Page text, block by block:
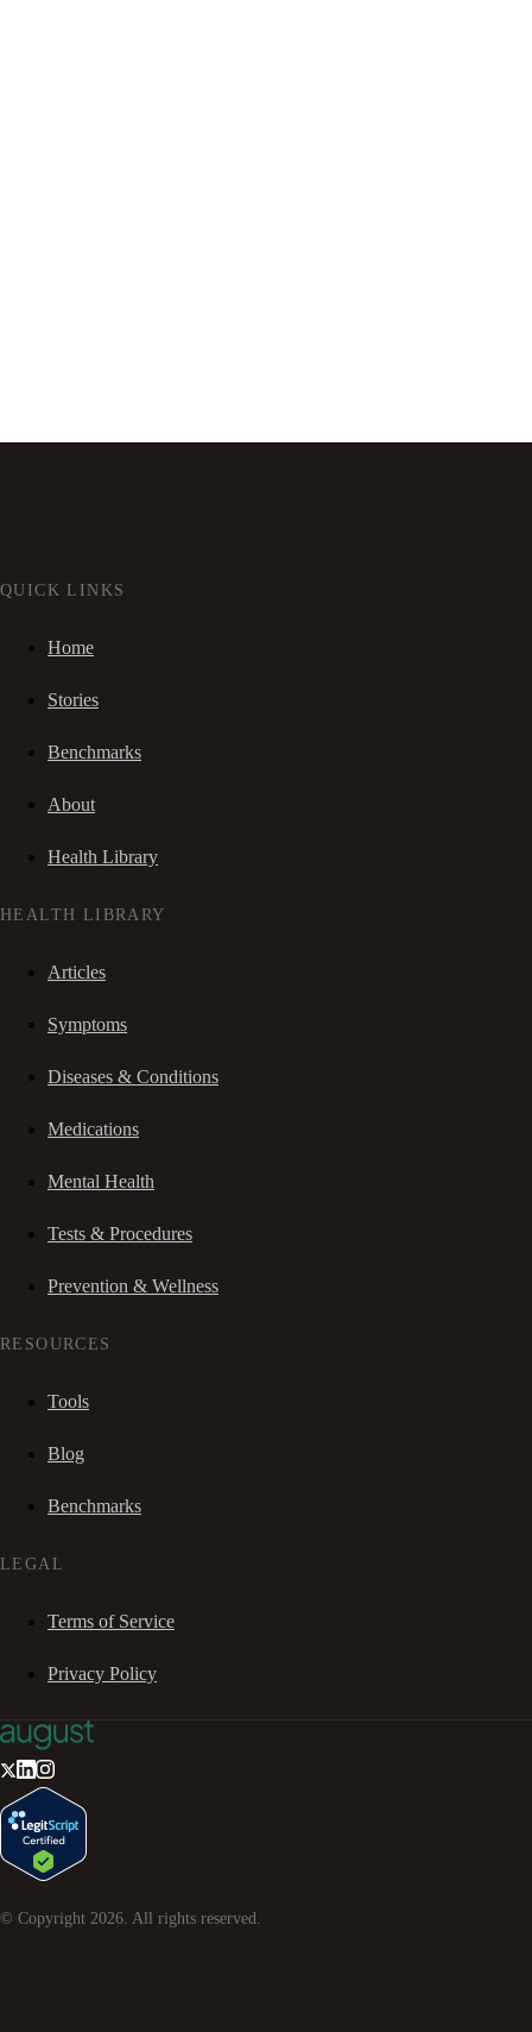
QUICK LINKS
Home
Stories
Benchmarks
About
Health Library
HEALTH LIBRARY
Articles
Symptoms
Diseases & Conditions
Medications
Mental Health
Tests & Procedures
Prevention & Wellness
RESOURCES
Tools
Blog
Benchmarks
LEGAL
Terms of Service
Privacy Policy
© Copyright 2026 . All rights reserved.